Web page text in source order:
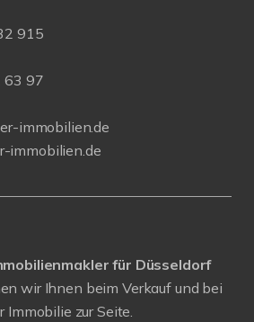
915
63 97
immobilien.de
immobilien.de
für Düsseldorf
wir Ihnen beim Verkauf und bei
Immobilie zur Seite.